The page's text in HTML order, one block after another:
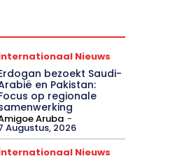
Nieuws
bezoekt Saudi-
en Pakistan:
op regionale
Aruba -
Augustus, 2026
Nieuws